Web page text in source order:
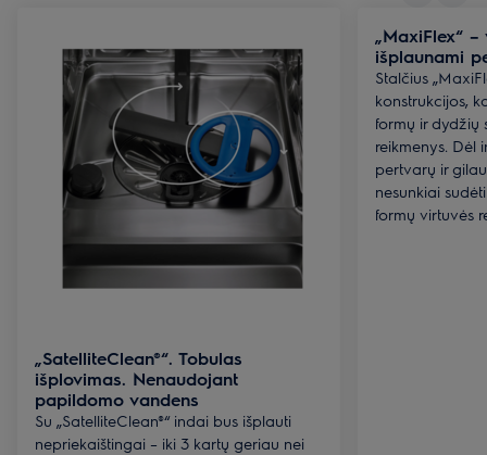
„SatelliteClean®“. Tobulas
išplovimas. Nenaudojant
papildomo vandens
Su „SatelliteClean®“ indai bus išplauti
nepriekaištingai – iki 3 kartų geriau nei
„MaxiFlex“
išplaunami
Stalčius
konstrukcijos,
formų ir dydžių
reikmenys. Dėl
pertvarų ir
nesunkiai
formų virtuvės